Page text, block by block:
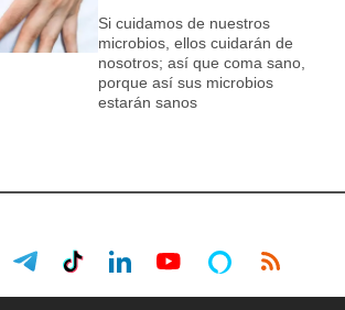
Si cuidamos de nuestros
microbios, ellos cuidarán de
nosotros; así que coma sano,
porque así sus microbios
estarán sanos